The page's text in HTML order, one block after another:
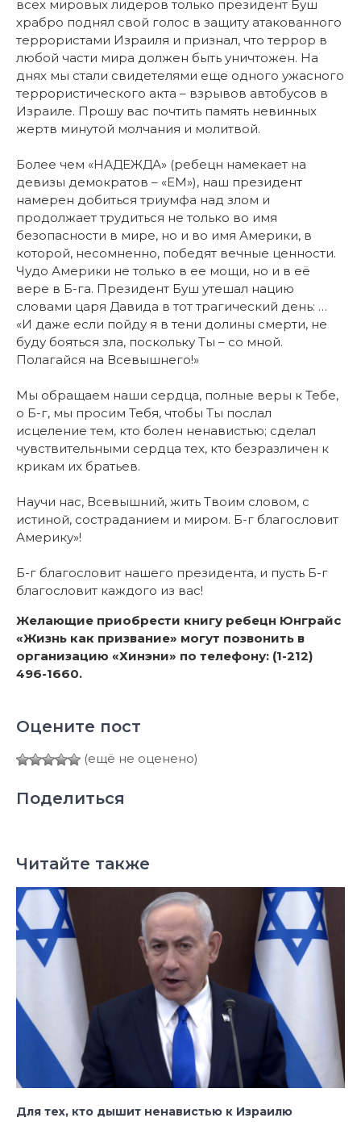
всех мировых лидеров только президент Буш
храбро поднял свой голос в защиту атакованного
террористами Израиля и признал, что террор в
любой части мира должен быть уничтожен. На
днях мы стали свидетелями еще одного ужасного
террористического акта – взрывов автобусов в
Израиле. Прошу вас почтить память невинных
жертв минутой молчания и молитвой.
Более чем «НАДЕЖДА» (ребецн намекает на
девизы демократов – «ЕМ»), наш президент
намерен добиться триумфа над злом и
продолжает трудиться не только во имя
безопасности в мире, но и во имя Америки, в
которой, несомненно, победят вечные ценности.
Чудо Америки не только в ее мощи, но и в её
вере в Б-га. Президент Буш утешал нацию
словами царя Давида в тот трагический день: …
«И даже если пойду я в тени долины смерти, не
буду бояться зла, поскольку Ты – со мной.
Полагайся на Всевышнего!»
Мы обращаем наши сердца, полные веры к Тебе,
о Б-г, мы просим Тебя, чтобы Ты послал
исцеление тем, кто болен ненавистью; сделал
чувствительными сердца тех, кто безразличен к
крикам их братьев.
Научи нас, Всевышний, жить Твоим словом, с
истиной, состраданием и миром. Б-г благословит
Америку»!
Б-г благословит нашего президента, и пусть Б-г
благословит каждого из вас!
Желающие приобрести книгу ребецн Юнграйс
«Жизнь как призвание» могут позвонить в
организацию «Хинэни» по телефону: (1-212)
496-1660.
Оцените пост
(ещё не оценено)
Поделиться
Читайте также
Для тех, кто дышит ненавистью к Израилю